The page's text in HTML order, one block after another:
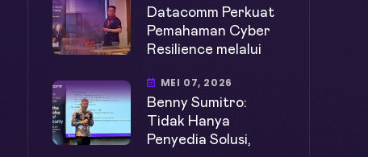
Datacomm Perkuat
Pemahaman Cyber
Resilience melalui
MEI 07, 2026
Benny Sumitro:
Tidak Hanya
Penyedia Solusi,